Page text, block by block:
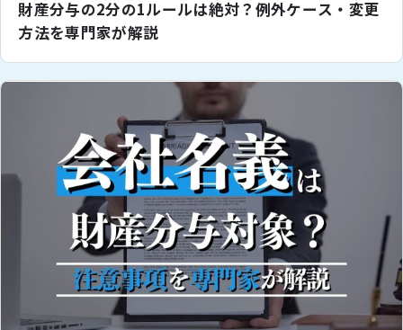
財産分与の2分の1ルールは絶対？例外ケース・変更
方法を専門家が解説